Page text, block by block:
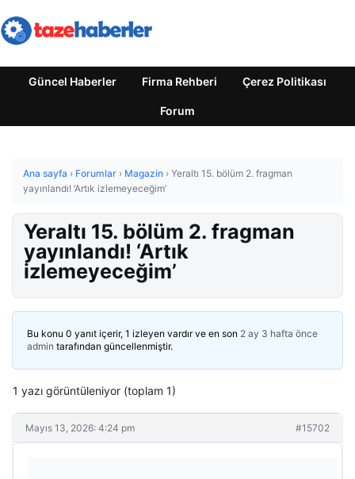
Güncel Haberler Firma Rehberi Çerez Politikası
Forum
Ana sayfa › Forumlar › Magazin › Yeraltı 15. bölüm 2. fragman
yayınlandı! ‘Artık izlemeyeceğim’
Yeraltı 15. bölüm 2. fragman
yayınlandı! ‘Artık
izlemeyeceğim’
Bu konu 0 yanıt içerir, 1 izleyen vardır ve en son 2 ay 3 hafta önce
admin tarafından güncellenmiştir.
1 yazı görüntüleniyor (toplam 1)
Mayıs 13, 2026: 4:24 pm #15702